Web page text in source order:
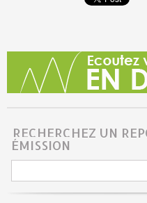
RECHERCHEZ UN
ÉMISSION